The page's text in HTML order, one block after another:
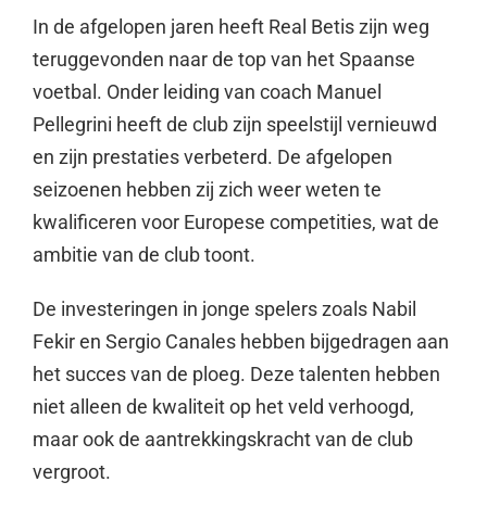
In de afgelopen jaren heeft Real Betis zijn weg
teruggevonden naar de top van het Spaanse
voetbal. Onder leiding van coach Manuel
Pellegrini heeft de club zijn speelstijl vernieuwd
en zijn prestaties verbeterd. De afgelopen
seizoenen hebben zij zich weer weten te
kwalificeren voor Europese competities, wat de
ambitie van de club toont.
De investeringen in jonge spelers zoals Nabil
Fekir en Sergio Canales hebben bijgedragen aan
het succes van de ploeg. Deze talenten hebben
niet alleen de kwaliteit op het veld verhoogd,
maar ook de aantrekkingskracht van de club
vergroot.